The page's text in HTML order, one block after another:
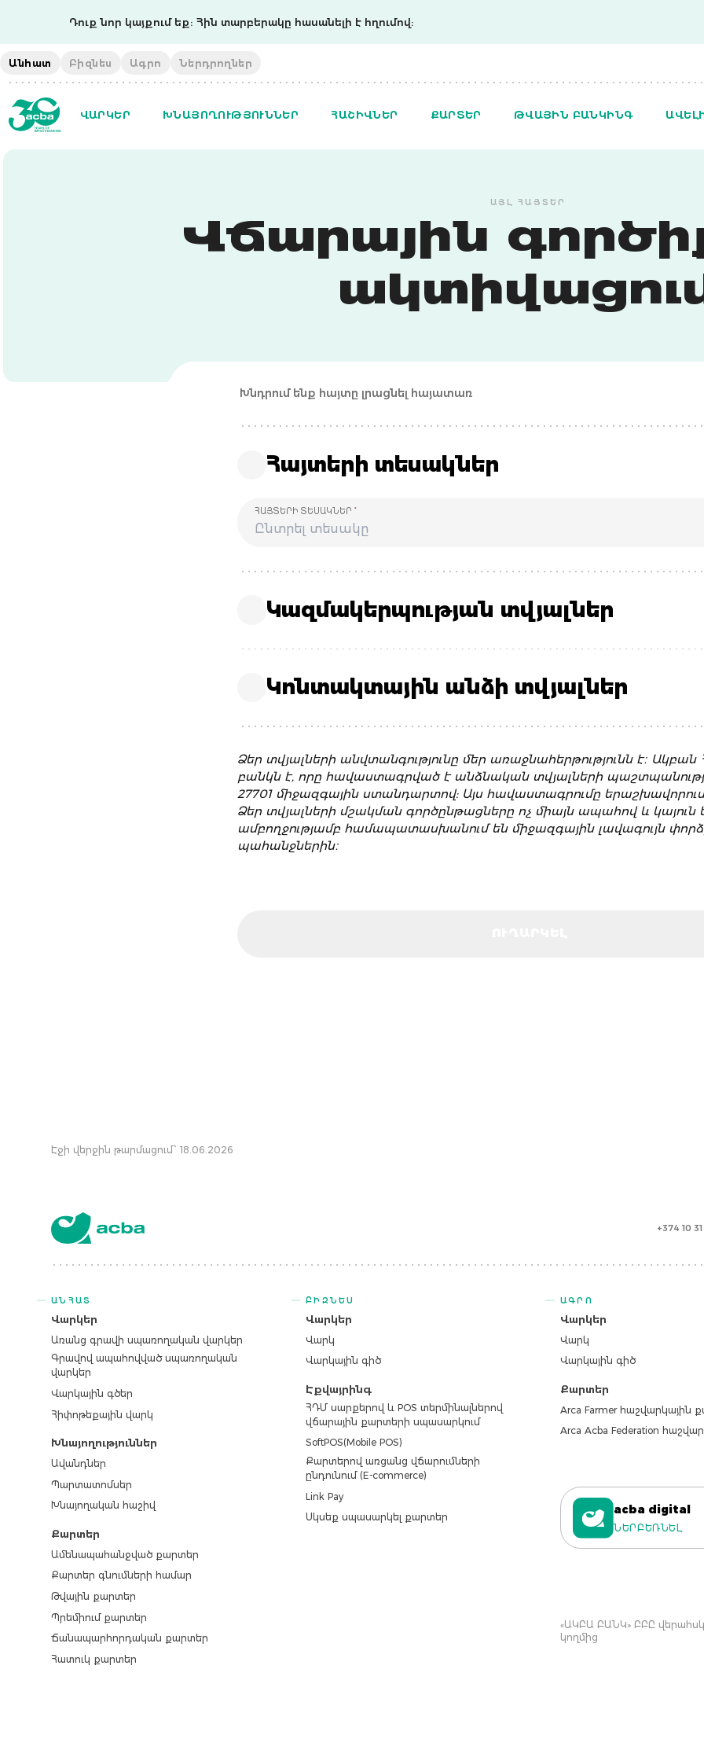
Դուք նոր կայքում եք: Հին տարբերակը հասանելի է հղումով:
Անհատ Բիզնես Ագրո Ներդրողներ
ՎԱՐԿԵՐ ԽՆԱՅՈՂՈՒԹՅՈՒՆՆԵՐ ՀԱՇԻՎՆԵՐ ՔԱՐՏԵՐ ԹՎԱՅԻՆ ԲԱՆԿԻՆԳ
ԱՅԼ ՀԱՅՏԵՐ
Վճարային
Խնդրում ենք հայտը լրացնել հայատառ
Հայտերի տեսակներ
ՀԱՅՏԵՐԻ ՏԵՍԱԿՆԵՐ *
Կազմակերպության տվյալներ
Կոնտակտային անձի տվյալներ
Ձեր տվյալների անվտանգությունը մեր առաջնահերթությունն է։ Ակբան
բանկն է, որը հավաստագրված է անձնական տվյալների
27701 միջազգային ստանդարտով: Այս հավաստագրումը երաշխավորում
Ձեր տվյալների մշակման գործընթացները ոչ միայն ապահով և կայուն
ամբողջությամբ համապատասխանում են միջազգային լավագույն
պահանջներին։
Էջի վերջին թարմացում՝ 18.06.2026
+374 10
ԱՆՀԱՏ
Վարկեր
Առանց գրավի սպառողական վարկեր
Գրավով ապահովված սպառողական
վարկեր
Վարկային գծեր
Հիփոթեքային վարկ
Խնայողություններ
Ավանդներ
Պարտատոմսեր
Խնայողական հաշիվ
Քարտեր
Ամենապահանջված քարտեր
Քարտեր գնումների համար
Թվային քարտեր
Պրեմիում քարտեր
Ճանապարհորդական քարտեր
Հատուկ քարտեր
ԲԻԶՆԵՍ
Վարկեր
Վարկ
Վարկային գիծ
Էքվայրինգ
ՀԴՄ սարքերով և POS տերմինալներով
վճարային քարտերի սպասարկում
SoftPOS(Mobile POS)
Քարտերով առցանց վճարումների
ընդունում (E-commerce)
Link Pay
Սկսեք սպասարկել քարտեր
ԱԳՐՈ
Վարկեր
Վարկ
Վարկային գիծ
Քարտեր
Arca Farmer հաշվարկային
Arca Acba Federation
acba digital
ՆԵՐԲԵՌՆԵԼ
«ԱԿԲԱ ԲԱՆԿ» ԲԲԸ
կողմից